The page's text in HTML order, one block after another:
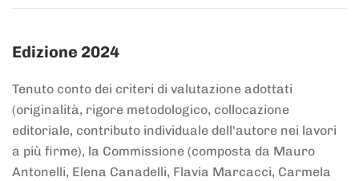
Edizione 2024
Tenuto conto dei criteri di valutazione adottati
(originalità, rigore metodologico, collocazione
editoriale, contributo individuale dell'autore nei lavori
a più firme), la Commissione (composta da Mauro
Antonelli, Elena Canadelli, Flavia Marcacci, Carmela